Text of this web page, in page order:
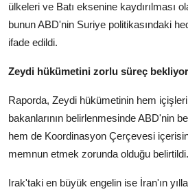
ülkeleri ve Batı eksenine kaydırılması
bunun ABD'nin Suriye politikasındaki
ifade edildi.
Zeydi hükümetini zorlu süreç bekliyor
Raporda, Zeydi hükümetinin hem
bakanlarının belirlenmesinde ABD'nin
hem de Koordinasyon Çerçevesi
memnun etmek zorunda olduğu belirtildi.
Irak'taki en büyük engelin ise İran'ın